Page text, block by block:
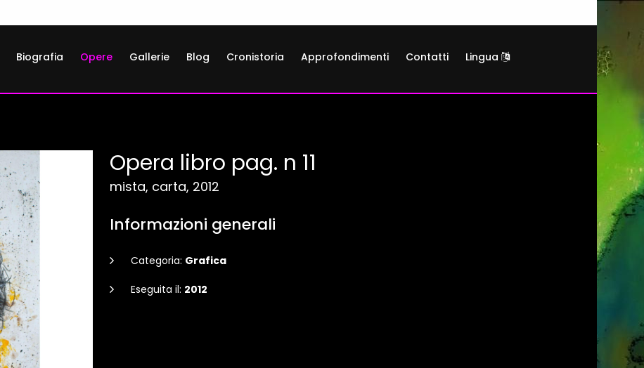
Biografia Opere Gallerie Blog Cronistoria Approfondimenti Contatti Lingua
Opera libro pag. n 11
mista, carta, 2012
Informazioni generali
Categoria: Grafica
Eseguita il: 2012